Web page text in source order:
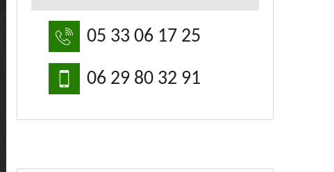
05 33 06 17 25
06 29 80 32 91